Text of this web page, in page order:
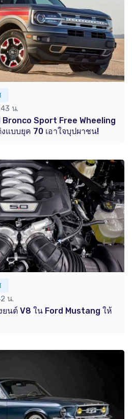
น.
Bronco Sport Free Wheeling
แบบยุค 70 เอาใจบุปผาชน!
น.
ยนต์ V8 ใน Ford Mustang ให้